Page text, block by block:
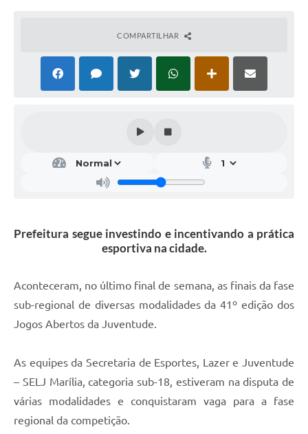
COMPARTILHAR
Prefeitura segue investindo e incentivando a prática
esportiva na cidade.
Aconteceram, no último final de semana, as finais da fase
sub-regional de diversas modalidades da 41º edição dos
Jogos Abertos da Juventude.
As equipes da Secretaria de Esportes, Lazer e Juventude
– SELJ Marília, categoria sub-18, estiveram na disputa de
várias modalidades e conquistaram vaga para a fase
regional da competição.